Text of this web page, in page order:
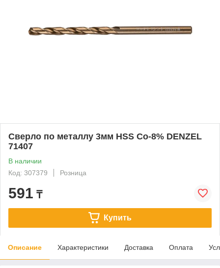
Сверло по металлу 3мм HSS Co-8% DENZEL
71407
В наличии
Код: 307379
Розница
591 ₸
Купить
Описание Характеристики Доставка Оплата